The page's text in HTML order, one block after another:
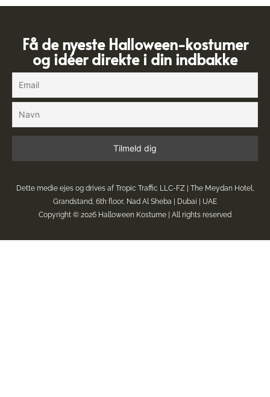
Få de nyeste Halloween-kostumer
og idéer direkte i din indbakke
Dette medie ejes og drives af Tropic Traffic LLC-FZ | The Meydan Hotel,
Grandstand, 6th floor, Nad Al Sheba | Dubai | UAE
Copyright © 2026 Halloween Kostume | All rights reserved